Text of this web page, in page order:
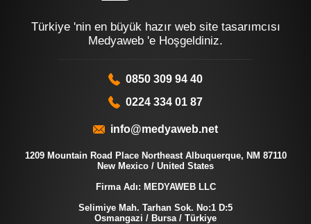
Türkiye 'nin en büyük hazır web site tasarımcısı
Medyaweb 'e Hoşgeldiniz.
0850 309 94 40
0224 334 01 87
info@medyaweb.net
1209 Mountain Road Place Northeast Albuquerque, NM 87110
New Mexico / United States
Firma Adı: MEDYAWEB LLC
Selimiye Mah. Tarhan Sok. No:1 D:5
Osmangazi / Bursa / Türkiye